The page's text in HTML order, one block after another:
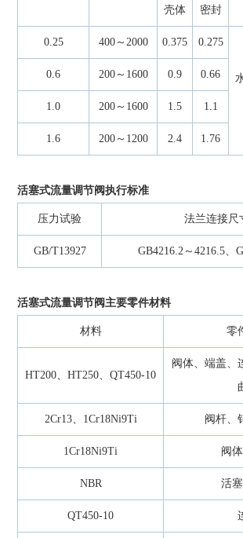
壳体
密封
0.25 400～2000 0.375 0.275
0.6 200～1600 0.9 0.66
1.0 200～1600 1.5 1.1
1.6 200～1200 2.4 1.76
活塞式流量调节阀执行标准
压力试验 法兰连接尺
GB/T13927 GB4216.2～4216.5、
活塞式流量调节阀主要零件材料
材料 零
HT200、HT250、QT450-10
阀体、端盖、
2Cr13、1Cr18Ni9Ti 阀杆、
1Cr18Ni9Ti 阀
NBR 活
QT450-10